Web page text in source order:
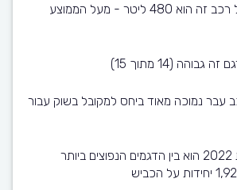
נפח תא המטען של רכב זה הוא 480 ליטר - מעל הממוצע
(14 מתוך 15)
עבר נמוכה מאוד ביחס למקובל בשוק עבור
יונדאי אקסנט שנת 2022 הוא בין הדגמים הנפוצים ביותר